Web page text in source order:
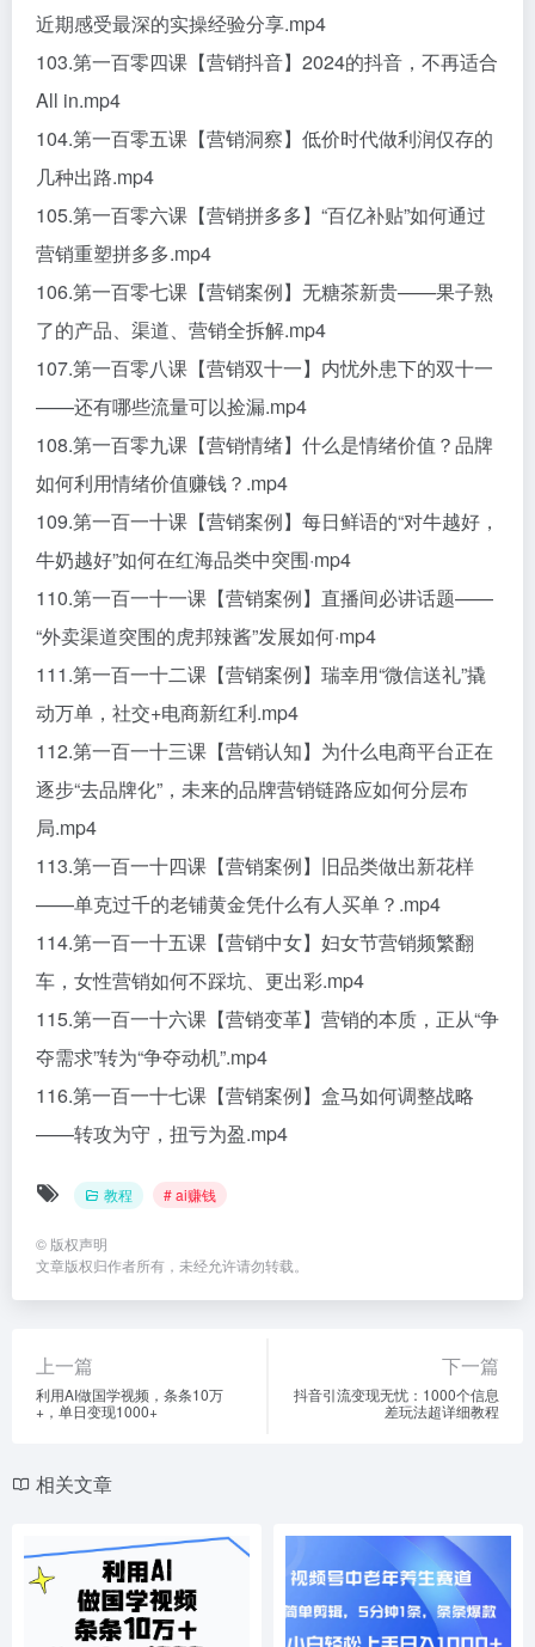
近期感受最深的实操经验分享.mp4
103.第一百零四课【营销抖音】2024的抖音，不再适合
All in.mp4
104.第一百零五课【营销洞察】低价时代做利润仅存的
几种出路.mp4
105.第一百零六课【营销拼多多】“百亿补贴”如何通过
营销重塑拼多多.mp4
106.第一百零七课【营销案例】无糖茶新贵——果子熟
了的产品、渠道、营销全拆解.mp4
107.第一百零八课【营销双十一】内忧外患下的双十一
——还有哪些流量可以捡漏.mp4
108.第一百零九课【营销情绪】什么是情绪价值？品牌
如何利用情绪价值赚钱？.mp4
109.第一百一十课【营销案例】每日鲜语的“对牛越好，
牛奶越好”如何在红海品类中突围·mp4
110.第一百一十一课【营销案例】直播间必讲话题——
“外卖渠道突围的虎邦辣酱”发展如何·mp4
111.第一百一十二课【营销案例】瑞幸用“微信送礼”撬
动万单，社交+电商新红利.mp4
112.第一百一十三课【营销认知】为什么电商平台正在
逐步“去品牌化”，未来的品牌营销链路应如何分层布
局.mp4
113.第一百一十四课【营销案例】旧品类做出新花样
——单克过千的老铺黄金凭什么有人买单？.mp4
114.第一百一十五课【营销中女】妇女节营销频繁翻
车，女性营销如何不踩坑、更出彩.mp4
115.第一百一十六课【营销变革】营销的本质，正从“争
夺需求”转为“争夺动机”.mp4
116.第一百一十七课【营销案例】盒马如何调整战略
——转攻为守，扭亏为盈.mp4
教程 # ai赚钱
© 版权声明
文章版权归作者所有，未经允许请勿转载。
上一篇
利用AI做国学视频，条条10万
+，单日变现1000+
下一篇
抖音引流变现无忧：1000个信息
差玩法超详细教程
相关文章